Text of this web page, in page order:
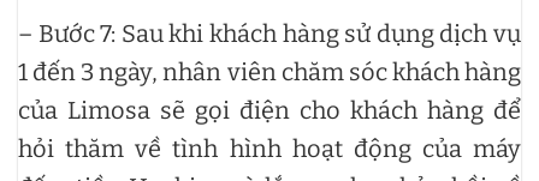
– Bước 7: Sau khi khách hàng sử dụng dịch vụ
1 đến 3 ngày, nhân viên chăm sóc khách hàng
của Limosa sẽ gọi điện cho khách hàng để
hỏi thăm về tình hình hoạt động của máy